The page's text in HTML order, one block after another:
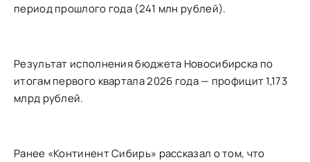
период прошлого года (241 млн рублей).
Результат исполнения бюджета Новосибирска по
итогам первого квартала 2026 года — профицит 1,173
млрд рублей.
Ранее «Континент Сибирь» рассказал о том, что